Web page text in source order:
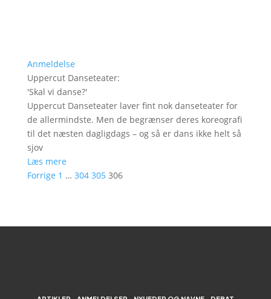
Anmeldelse
Uppercut Danseteater:
'Skal vi danse?'
Uppercut Danseteater laver fint nok danseteater for
de allermindste. Men de begrænser deres koreografi
til det næsten dagligdags – og så er dans ikke helt så
sjov
Læs mere
Forrige 1 … 304 305 306